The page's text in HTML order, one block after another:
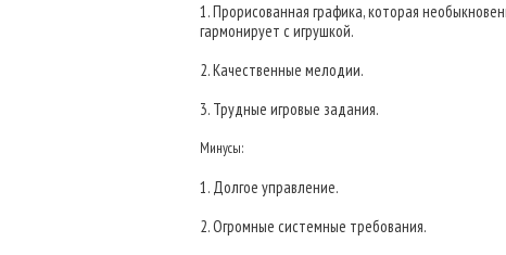
1. Прорисованная графика, которая
гармонирует с игрушкой.
2. Качественные мелодии.
3. Трудные игровые задания.
Минусы:
1. Долгое управление.
2. Огромные системные требования.